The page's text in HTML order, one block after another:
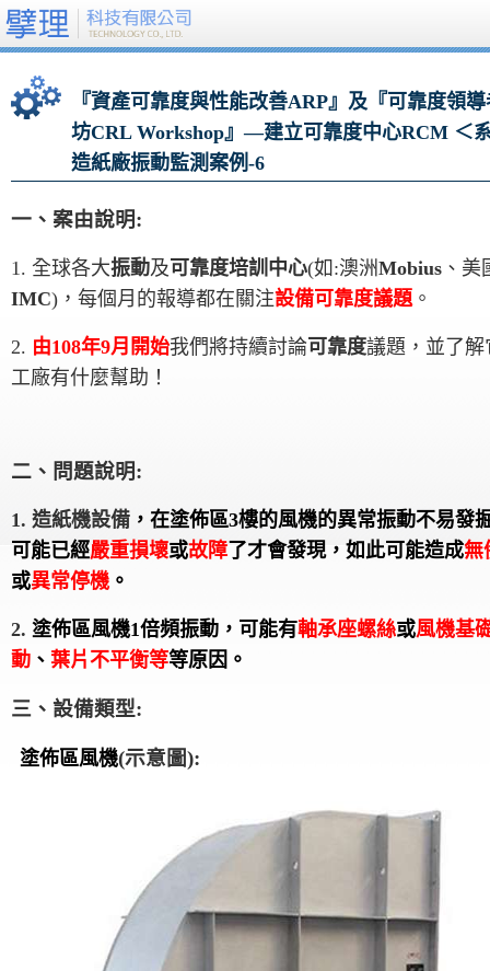
『資產可靠度與性能改善ARP』及『可靠度領
坊CRL Workshop』—建立可靠度中心RCM ＜
造紙廠振動監測案例-6
一 、 案由說明:
1. 全球各大振動及可靠度培訓中心(如:澳洲Mobius 、美
IMC)，每個月的報導都在關注設備可靠度議題。
2. 由108年9月開始我們將持續討論可靠度議題 ，並了
工廠有什麼幫助！
二 、 問題說明:
1. 造紙機設備 ，在塗佈區3樓的風機的異常振動不易發
可能已經嚴重損壞或故障 了才會發現，如此可能造成無
或異常停機 。
2. 塗佈區風機1倍頻振動，可能有軸承座螺絲或風機基
動 、 葉片不平衡等等原因。
三、設備類型:
塗佈區風機(示意圖):